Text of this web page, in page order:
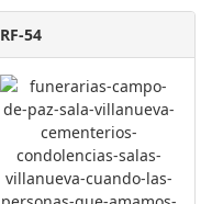
RF-54